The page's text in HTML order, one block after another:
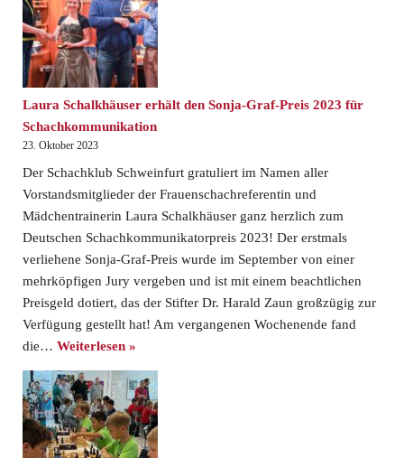
Laura Schalkhäuser erhält den Sonja-Graf-Preis 2023 für
Schachkommunikation
23. Oktober 2023
Der Schachklub Schweinfurt gratuliert im Namen aller
Vorstandsmitglieder der Frauenschachreferentin und
Mädchentrainerin Laura Schalkhäuser ganz herzlich zum
Deutschen Schachkommunikatorpreis 2023! Der erstmals
verliehene Sonja-Graf-Preis wurde im September von einer
mehrköpfigen Jury vergeben und ist mit einem beachtlichen
Preisgeld dotiert, das der Stifter Dr. Harald Zaun großzügig zur
Verfügung gestellt hat! Am vergangenen Wochenende fand
die… Weiterlesen »